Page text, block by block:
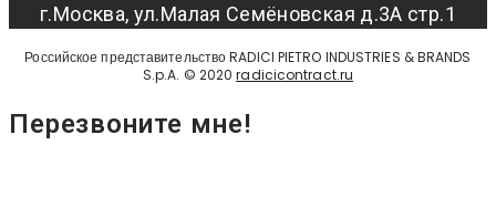
г.Москва, ул.Малая Семёновская д.3А стр.1
Российское представительство RADICI PIETRO INDUSTRIES & BRANDS
S.p.A. © 2020radicicontract.ru
Перезвоните мне!